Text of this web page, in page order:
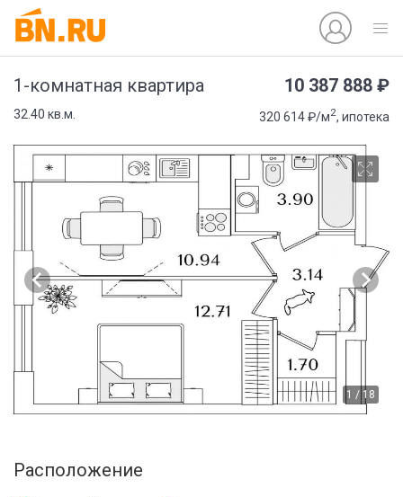
1-комнатная квартира 10 387 888 ₽
32.40 кв.м. 320 614 ₽/м2, ипотека
1 / 18
Расположение